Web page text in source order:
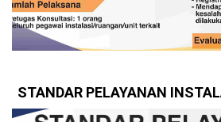
STANDAR PELAYANAN